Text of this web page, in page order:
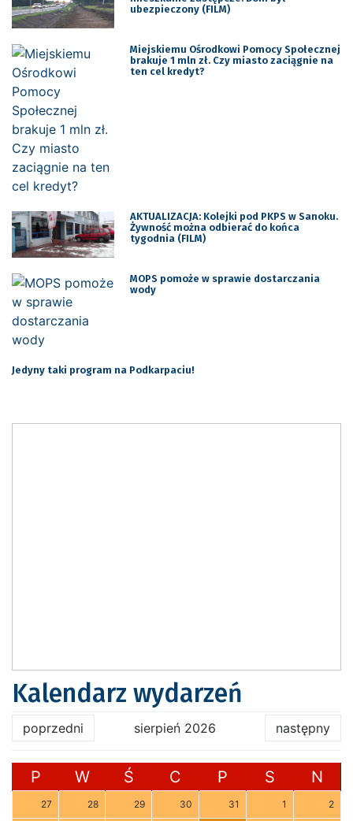
ubezpieczony (FILM)
Miejskiemu Ośrodkowi Pomocy Społecznej
brakuje 1 mln zł. Czy miasto zaciągnie na
ten cel kredyt?
AKTUALIZACJA: Kolejki pod PKPS w Sanoku.
Żywność można odbierać do końca
tygodnia (FILM)
MOPS pomoże w sprawie dostarczania
wody
Jedyny taki program na Podkarpaciu!
Kalendarz wydarzeń
poprzedni sierpień 2026 następny
P W Ś C P S N
27 28 29 30 31 1 2